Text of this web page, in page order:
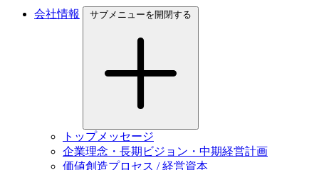
会社情報 サブメニューを開閉する
トップメッセージ
企業理念・長期ビジョン・中期経営計画
価値創造プロセス / 経営資本